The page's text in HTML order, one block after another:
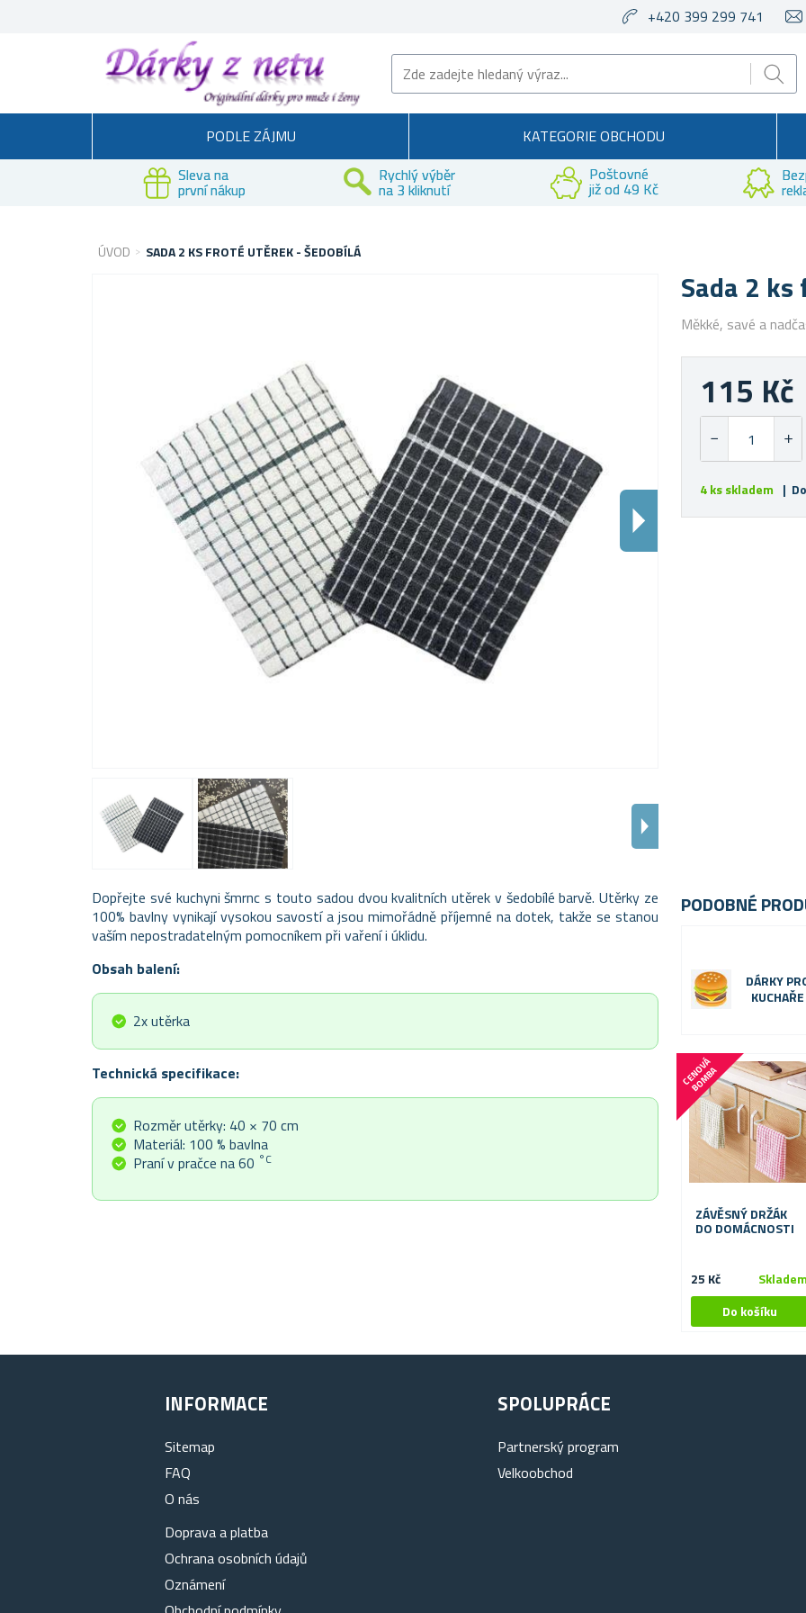
+420 399 299 741
PODLE ZÁJMU KATEGORIE OBCHODU
Sleva na
první nákup
Rychlý výběr
na 3 kliknutí
Poštovné
již od 49 Kč
ÚVOD SADA 2 KS FROTÉ UTĚREK - ŠEDOBÍLÁ
Sada 2
Měkké, savé a
115 Kč
4 ks skladem |
Dopřejte své kuchyni šmrnc s touto sadou dvou kvalitních utěrek v šedobílé barvě. Utěrky ze
100% bavlny vynikají vysokou savostí a jsou mimořádně příjemné na dotek, takže se stanou
vaším nepostradatelným pomocníkem při vaření i úklidu.
Obsah balení:
2x utěrka
Technická specifikace:
Rozměr utěrky: 40 × 70 cm
Materiál: 100 % bavlna
Praní v pračce na 60 °C
PODOBNÉ
DÁRKY
KUCHAŘE
C
E
N
O
V
Á
B
O
M
B
A
ZÁVĚSNÝ DRŽÁK
DO DOMÁCNOSTI
25 Kč
INFORMACE
Sitemap
FAQ
O nás
Doprava a platba
Ochrana osobních údajů
Oznámení
SPOLUPRÁCE
Partnerský program
Velkoobchod